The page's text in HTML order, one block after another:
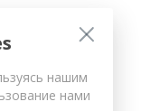
нашим
нами